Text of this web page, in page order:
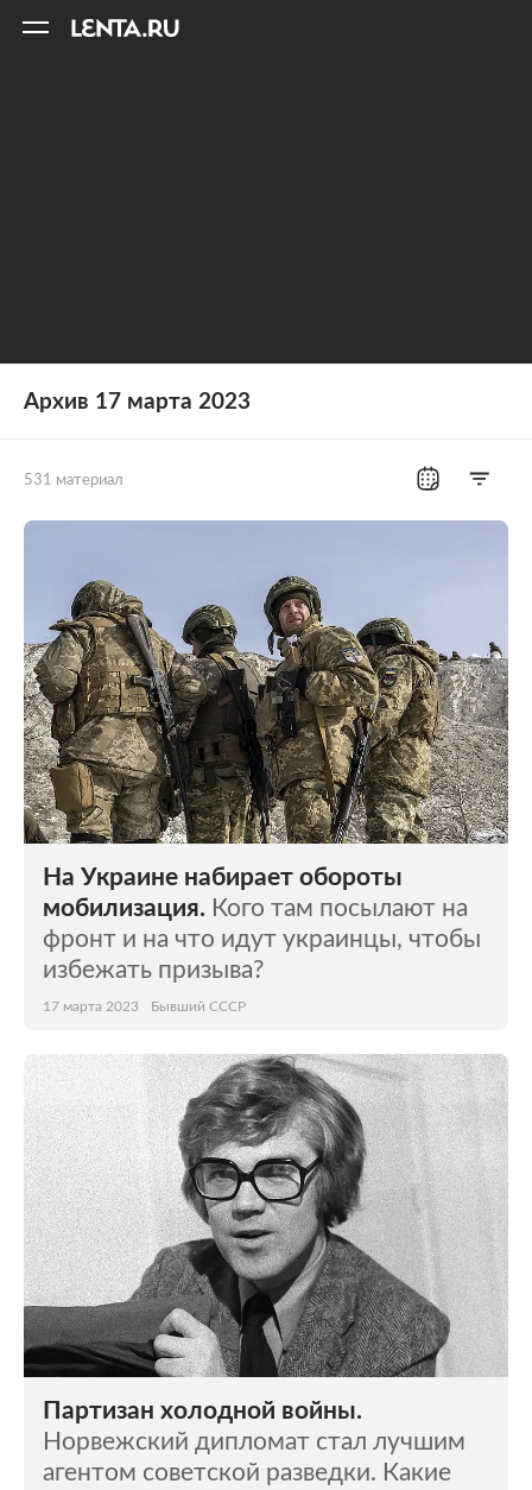
Архив 17 марта 2023
531 материал
Мир Бывший СССР
Экономика Силовые структуры
Наука и техника Спорт
Культура Интернет и СМИ
Ценности Путешествия
Из жизни Среда обитания
Забота о себе
На Украине набирает обороты
мобилизация. Кого там посылают на
фронт и на что идут украинцы, чтобы
избежать призыва?
17 марта 2023 Бывший СССР
Партизан холодной войны.
Норвежский дипломат стал лучшим
агентом советской разведки. Какие